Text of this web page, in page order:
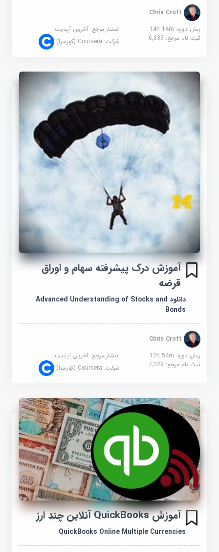
Chris Croft
زمان دوره: 14h 14m
انتشار مرجع:آخرین آپدیت
ثبت نام مرجع:6,639 شرکت:Coursera (کورسرا)
آموزش درک پیشرفته سهام و اوراق
قرضه
دانلود Advanced Understanding of Stocks and
Bonds
Chris Croft
زمان دوره: 12h 54m
انتشار مرجع:آخرین آپدیت
ثبت نام مرجع:7,229 شرکت:Coursera (کورسرا)
آموزش QuickBooks آنلاین چند ارز
QuickBooks Online Multiple Currencies